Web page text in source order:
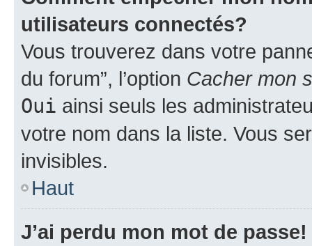
utilisateurs connectés?
Vous trouverez dans votre
du forum”, l’option Cacher mon
Oui ainsi seuls les
votre nom dans la liste. Vous
invisibles.
Haut
J’ai perdu mon mot de passe!